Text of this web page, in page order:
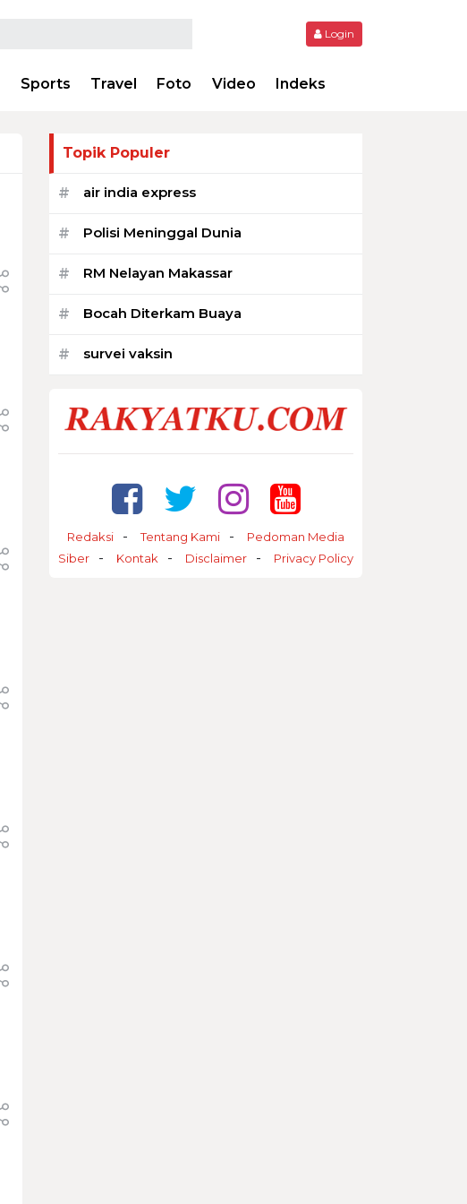
Login
Sports Travel Foto Video Indeks
Topik Populer
# air india express
# Polisi Meninggal Dunia
# RM Nelayan Makassar
# Bocah Diterkam Buaya
# survei vaksin
Redaksi Tentang Kami
Pedoman Media
Siber
Kontak Disclaimer Privacy Policy